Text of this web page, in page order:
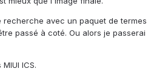
avec un paquet de termes
passé à coté. Ou alors je passerai
ICS.